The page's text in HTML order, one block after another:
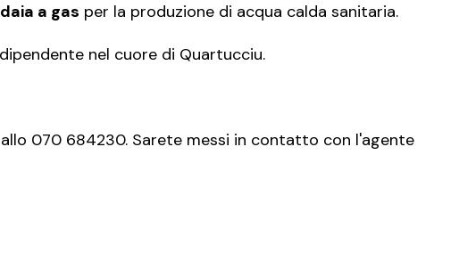
a gas per la produzione di acqua calda sanitaria.
nel cuore di Quartucciu.
070 684230. Sarete messi in contatto con l'agente